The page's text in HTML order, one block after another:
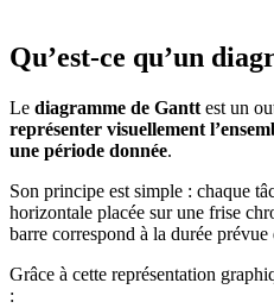
Qu’est-ce qu’un
Le diagramme de Gantt est un
représenter visuellement
une période donnée.
Son principe est simple : chaque
horizontale placée sur une frise
barre correspond à la durée prévue
Grâce à cette représentation
: